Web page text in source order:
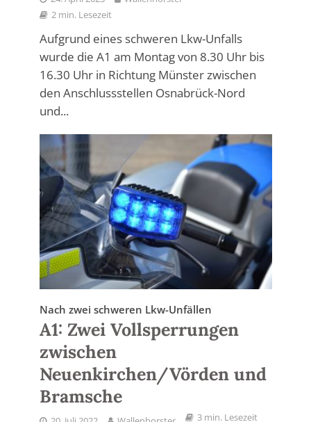
2 min. Lesezeit
Aufgrund eines schweren Lkw-Unfalls
wurde die A1 am Montag von 8.30 Uhr bis
16.30 Uhr in Richtung Münster zwischen
den Anschlussstellen Osnabrück-Nord
und...
Nach zwei schweren Lkw-Unfällen
A1: Zwei Vollsperrungen
zwischen
Neuenkirchen/Vörden und
Bramsche
3 min. Lesezeit